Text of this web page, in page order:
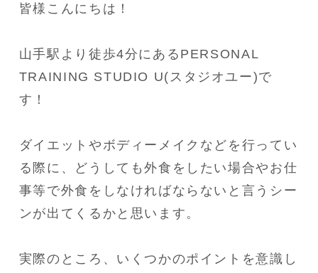
皆様こんにちは！
山手駅より徒歩4分にあるPERSONAL
TRAINING STUDIO U(スタジオユー)で
す！
ダイエットやボディーメイクなどを行ってい
る際に、どうしても外食をしたい場合やお仕
事等で外食をしなければならないと言うシー
ンが出てくるかと思います。
実際のところ、いくつかのポイントを意識し